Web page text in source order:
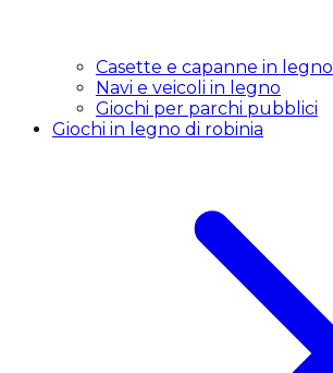
Casette e capanne in legno
Navi e veicoli in legno
Giochi per parchi pubblici
Giochi in legno di robinia